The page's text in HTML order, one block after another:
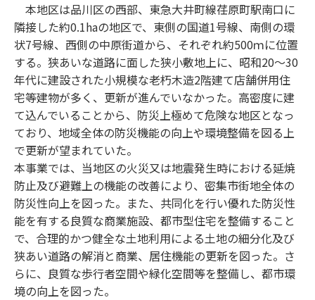
本地区は品川区の⻄部、東急⼤井町線荏原町駅南⼝に
隣接した約0.1haの地区で、東側の国道1号線、南側の環
状7号線、⻄側の中原街道から、それぞれ約500ｍに位置
する。狭あいな道路に⾯した狭⼩敷地上に、昭和20〜30
年代に建設された⼩規模な⽼朽⽊造2階建て店舗併⽤住
宅等建物が多く、更新が進んでいなかった。⾼密度に建
て込んでいることから、防災上極めて危険な地区となっ
ており、地域全体の防災機能の向上や環境整備を図る上
で更新が望まれていた。
本事業では、当地区の⽕災⼜は地震発⽣時における延焼
防⽌及び避難上の機能の改善により、密集市街地全体の
防災性向上を図った。また、共同化を⾏い優れた防災性
能を有する良質な商業施設、都市型住宅を整備すること
で、合理的かつ健全な⼟地利⽤による⼟地の細分化及び
狭あい道路の解消と商業、居住機能の更新を図った。さ
らに、良質な歩⾏者空間や緑化空間等を整備し、都市環
境の向上を図った。